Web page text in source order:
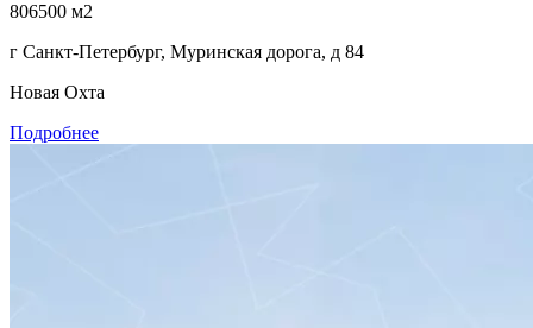
806500 м2
г Санкт-Петербург, Муринская дорога, д 84
Новая Охта
Подробнее